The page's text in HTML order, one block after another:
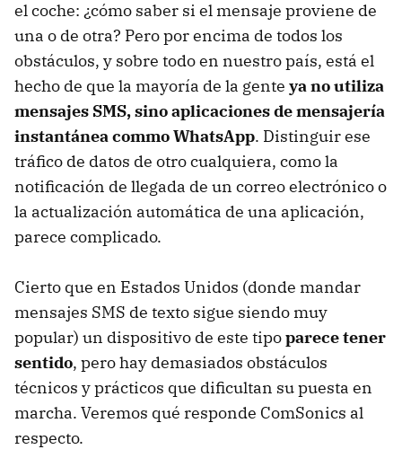
el coche: ¿cómo saber si el mensaje proviene de
una o de otra? Pero por encima de todos los
obstáculos, y sobre todo en nuestro país, está el
hecho de que la mayoría de la gente ya no utiliza
mensajes SMS, sino aplicaciones de mensajería
instantánea commo WhatsApp. Distinguir ese
tráfico de datos de otro cualquiera, como la
notificación de llegada de un correo electrónico o
la actualización automática de una aplicación,
parece complicado.
Cierto que en Estados Unidos (donde mandar
mensajes SMS de texto sigue siendo muy
popular) un dispositivo de este tipoparece tener
sentido, pero hay demasiados obstáculos
técnicos y prácticos que dificultan su puesta en
marcha. Veremos qué responde ComSonics al
respecto.